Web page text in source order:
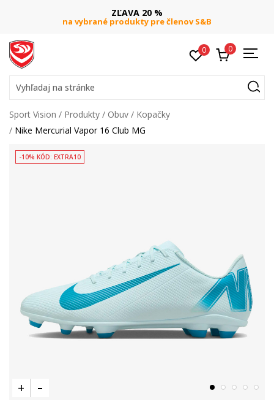
ZĽAVA 20 %
na vybrané produkty pre členov S&B
0 0
Vyhľadaj na stránke
Sport Vision Produkty Obuv
Kopačky
Nike Mercurial Vapor 16 Club MG
-10% KÓD: EXTRA10